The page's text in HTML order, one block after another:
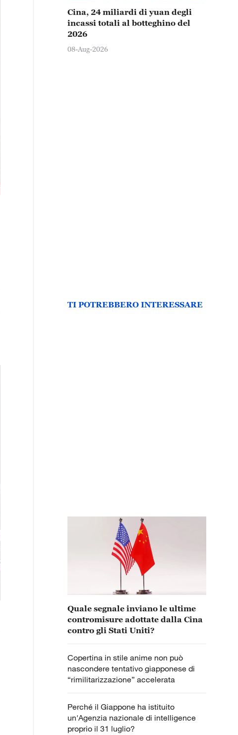
Cina, 24 miliardi di yuan degli
incassi totali al botteghino del
2026
08-Aug-2026
TI POTREBBERO INTERESSARE
Quale segnale inviano le ultime
contromisure adottate dalla Cina
contro gli Stati Uniti?
Copertina in stile anime non può
nascondere tentativo giapponese di
“rimilitarizzazione” accelerata
Perché il Giappone ha istituito
un'Agenzia nazionale di intelligence
proprio il 31 luglio?